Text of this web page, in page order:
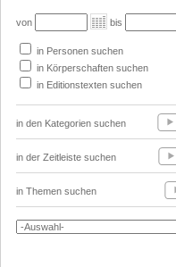
von bis
in Personen suchen
in Körperschaften suchen
in Editionstexten suchen
in den Kategorien suchen
in der Zeitleiste suchen
in Themen suchen